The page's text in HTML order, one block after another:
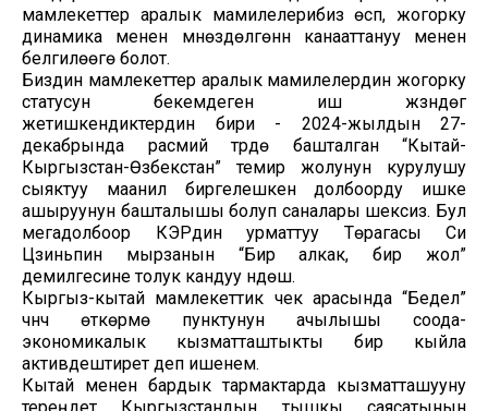
мамлекеттер аралык мамилелерибиз өсүп, жогорку
динамика менен мүнөздөлгөнүн канааттануу менен
белгилөөгө болот.
Биздин мамлекеттер аралык мамилелердин жогорку
статусун бекемдеген иш жүзүндөгү
жетишкендиктердин бири - 2024-жылдын 27-
декабрында расмий түрдө башталган “Кытай-
Кыргызстан-Өзбекстан” темир жолунун курулушу
сыяктуу маанилүү биргелешкен долбоорду ишке
ашыруунун башталышы болуп саналары шексиз. Бул
мегадолбоор КЭРдин урматтуу Төрагасы Си
Цзиньпин мырзанын “Бир алкак, бир жол”
демилгесине толук кандуу үндөш.
Кыргыз-кытай мамлекеттик чек арасында “Бедел”
үчүнчү өткөрмө пунктунун ачылышы соода-
экономикалык кызматташтыкты бир кыйла
активдештирет деп ишенем.
Кытай менен бардык тармактарда кызматташууну